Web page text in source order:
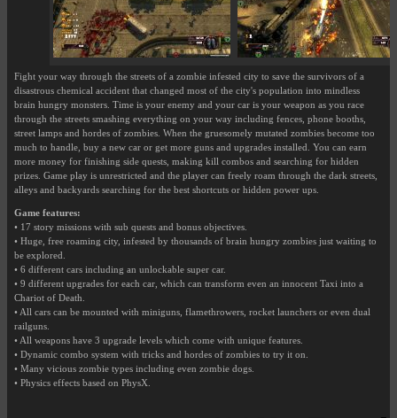
Fight your way through the streets of a zombie infested city to save the survivors of a
disastrous chemical accident that changed most of the city's population into mindless
brain hungry monsters. Time is your enemy and your car is your weapon as you race
through the streets smashing everything on your way including fences, phone booths,
street lamps and hordes of zombies. When the gruesomely mutated zombies become too
much to handle, buy a new car or get more guns and upgrades installed. You can earn
more money for finishing side quests, making kill combos and searching for hidden
prizes. Game play is unrestricted and the player can freely roam through the dark streets,
alleys and backyards searching for the best shortcuts or hidden power ups.
Game features:
• 17 story missions with sub quests and bonus objectives.
• Huge, free roaming city, infested by thousands of brain hungry zombies just waiting to
be explored.
• 6 different cars including an unlockable super car.
• 9 different upgrades for each car, which can transform even an innocent Taxi into a
Chariot of Death.
• All cars can be mounted with miniguns, flamethrowers, rocket launchers or even dual
railguns.
• All weapons have 3 upgrade levels which come with unique features.
• Dynamic combo system with tricks and hordes of zombies to try it on.
• Many vicious zombie types including even zombie dogs.
• Physics effects based on PhysX.